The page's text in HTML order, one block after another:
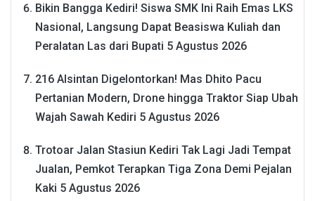
Bikin Bangga Kediri! Siswa SMK Ini Raih Emas LKS
Nasional, Langsung Dapat Beasiswa Kuliah dan
Peralatan Las dari Bupati 5 Agustus 2026
216 Alsintan Digelontorkan! Mas Dhito Pacu
Pertanian Modern, Drone hingga Traktor Siap Ubah
Wajah Sawah Kediri 5 Agustus 2026
Trotoar Jalan Stasiun Kediri Tak Lagi Jadi Tempat
Jualan, Pemkot Terapkan Tiga Zona Demi Pejalan
Kaki 5 Agustus 2026